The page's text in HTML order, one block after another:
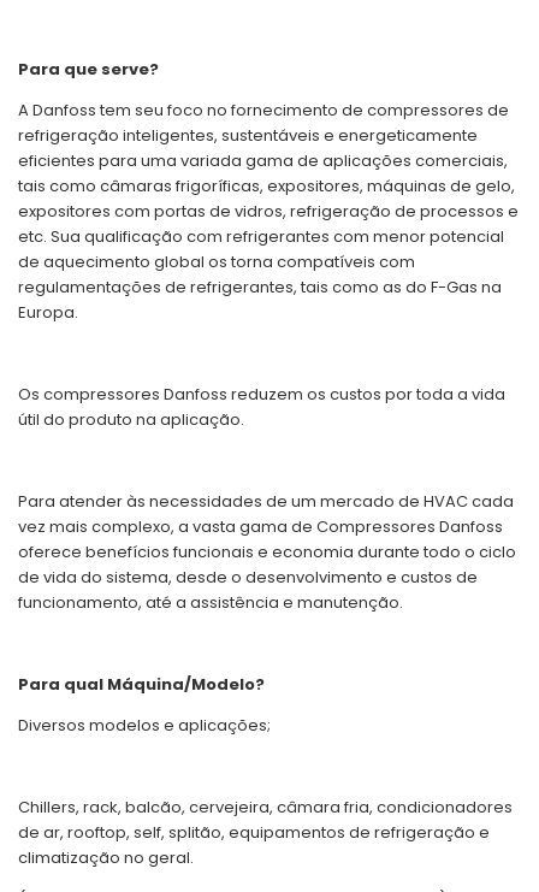
Para que serve?
A Danfoss tem seu foco no fornecimento de compressores de
refrigeração inteligentes, sustentáveis e energeticamente
eficientes para uma variada gama de aplicações comerciais,
tais como câmaras frigoríficas, expositores, máquinas de gelo,
expositores com portas de vidros, refrigeração de processos e
etc. Sua qualificação com refrigerantes com menor potencial
de aquecimento global os torna compatíveis com
regulamentações de refrigerantes, tais como as do F-Gas na
Europa.
Os compressores Danfoss reduzem os custos por toda a vida
útil do produto na aplicação.
Para atender às necessidades de um mercado de HVAC cada
vez mais complexo, a vasta gama de Compressores Danfoss
oferece benefícios funcionais e economia durante todo o ciclo
de vida do sistema, desde o desenvolvimento e custos de
funcionamento, até a assistência e manutenção.
Para qual Máquina/Modelo?
Diversos modelos e aplicações;
Chillers, rack, balcão, cervejeira, câmara fria, condicionadores
de ar, rooftop, self, splitão, equipamentos de refrigeração e
climatização no geral.